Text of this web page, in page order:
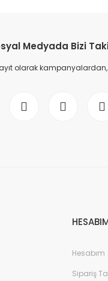
Medyada Bizi
olarak
Hesabım
Sipariş